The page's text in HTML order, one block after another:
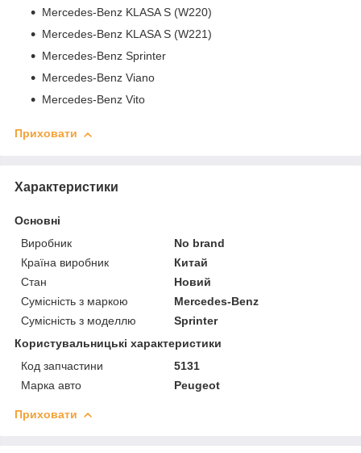
Mercedes-Benz KLASA S (W220)
Mercedes-Benz KLASA S (W221)
Mercedes-Benz Sprinter
Mercedes-Benz Viano
Mercedes-Benz Vito
Приховати
Характеристики
Основні
Виробник
No brand
Країна виробник
Китай
Стан
Новий
Сумісність з маркою
Mercedes-Benz
Сумісність з моделлю
Sprinter
Користувальницькі характеристики
Код запчастини
5131
Марка авто
Peugeot
Приховати